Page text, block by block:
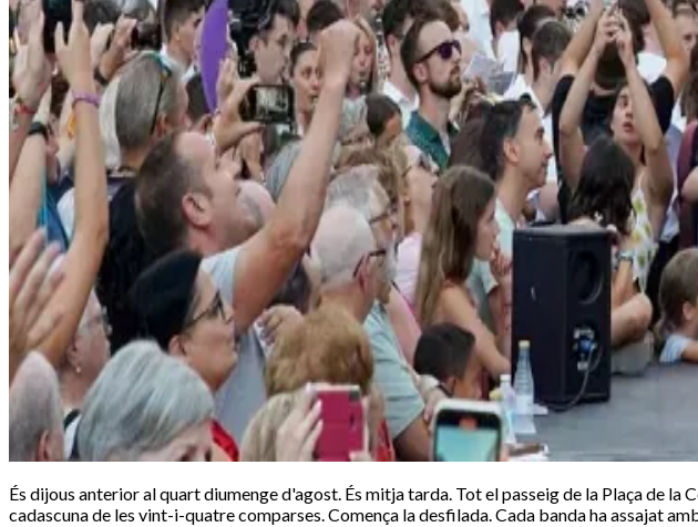
És dijous anterior al quart diumenge d'agost. És mitja tarda. Tot el passeig de la Plaça de
cadascuna de les vint-i-quatre comparses. Comença la desfilada. Cada banda ha assajat